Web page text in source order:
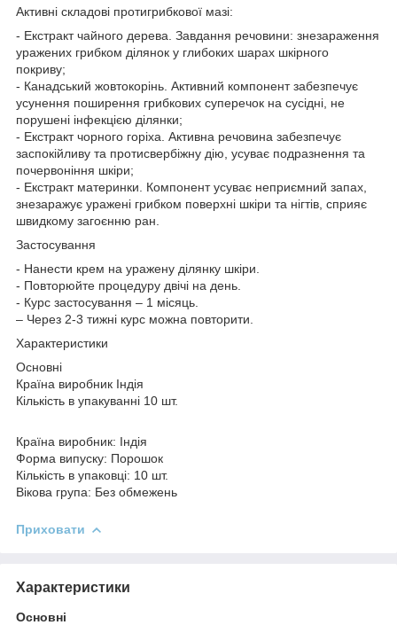
Активні складові протигрибкової мазі:
- Екстракт чайного дерева. Завдання речовини: знезараження
уражених грибком ділянок у глибоких шарах шкірного
покриву;
- Канадський жовтокорінь. Активний компонент забезпечує
усунення поширення грибкових суперечок на сусідні, не
порушені інфекцією ділянки;
- Екстракт чорного горіха. Активна речовина забезпечує
заспокійливу та протисвербіжну дію, усуває подразнення та
почервоніння шкіри;
- Екстракт материнки. Компонент усуває неприємний запах,
знезаражує уражені грибком поверхні шкіри та нігтів, сприяє
швидкому загоєнню ран.
Застосування
- Нанести крем на уражену ділянку шкіри.
- Повторюйте процедуру двічі на день.
- Курс застосування – 1 місяць.
– Через 2-3 тижні курс можна повторити.
Характеристики
Основні
Країна виробник Індія
Кількість в упакуванні 10 шт.
Країна виробник: Індія
Форма випуску: Порошок
Кількість в упаковці: 10 шт.
Вікова група: Без обмежень
Приховати
Характеристики
Основні